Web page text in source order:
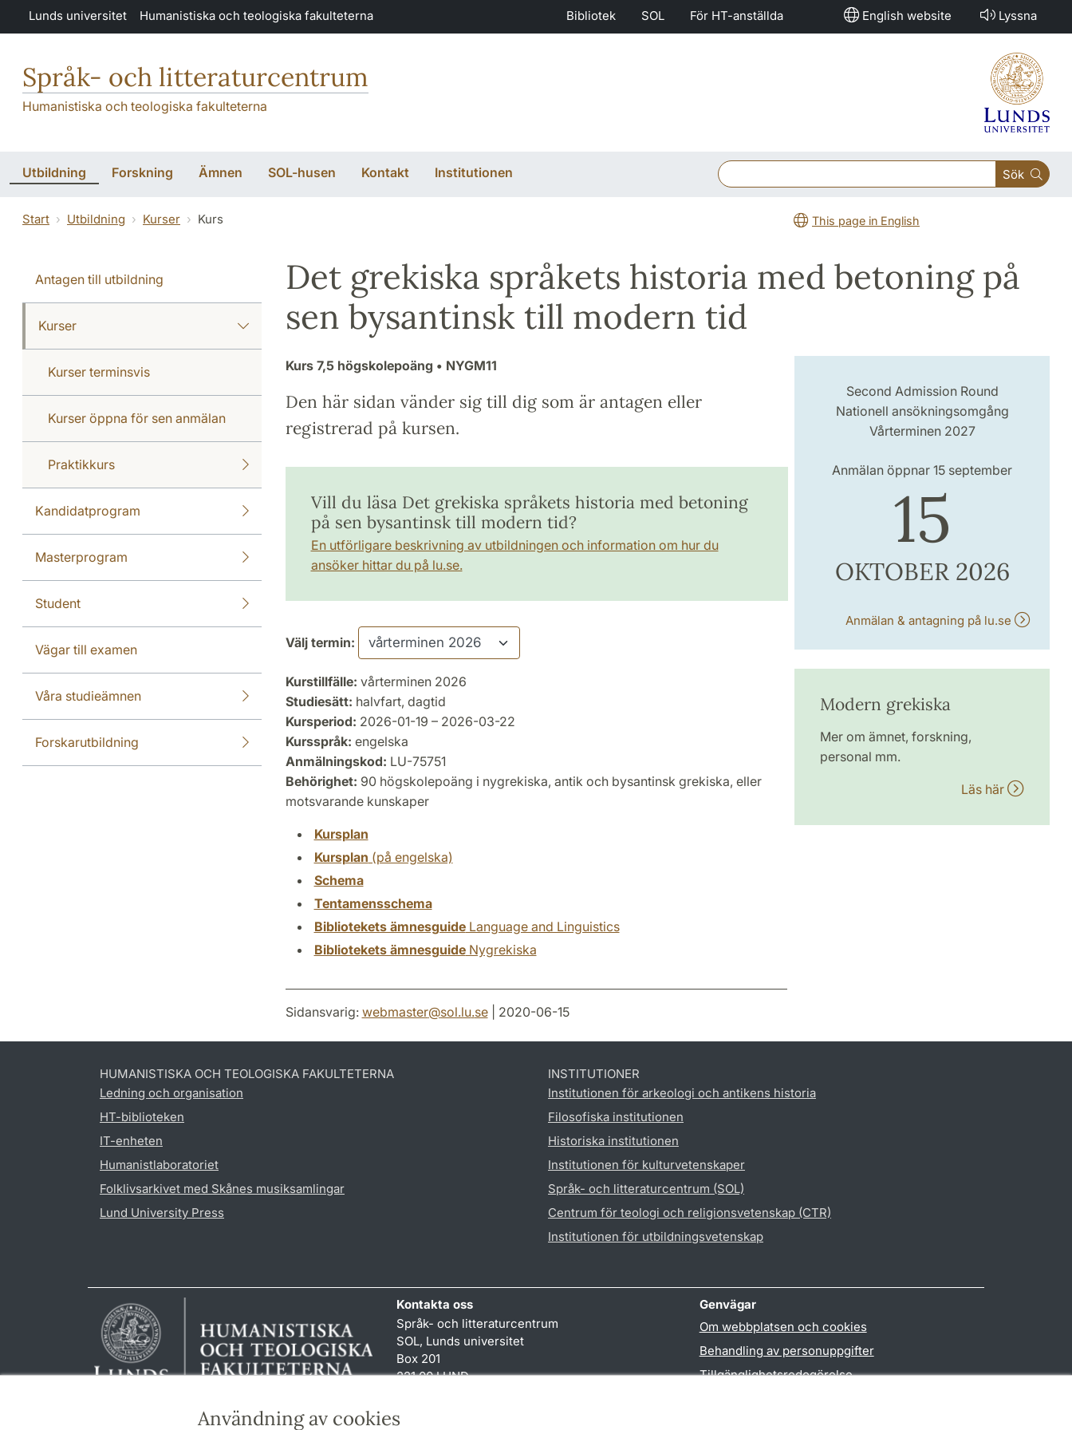
Hoppa till huvudinnehåll
Användning av cookies
Lunds universitet Humanistiska och teologiska fakulteterna Bibliotek SOL För HT-anställda English website Lyssna
Språk- och litteraturcentrum
Humanistiska och teologiska fakulteterna
Utbildning Forskning Ämnen SOL-husen Kontakt Institutionen Sök
Start Utbildning Kurser Kurs This page in English
Antagen till utbildning
Kurser
Kurser terminsvis
Kurser öppna för sen anmälan
Praktikkurs
Kandidatprogram
Masterprogram
Student
Vägar till examen
Våra studieämnen
Forskarutbildning
Det grekiska språkets historia med betoning på
sen bysantinsk till modern tid
Kurs 7,5 högskolepoäng • NYGM11
Den här sidan vänder sig till dig som är antagen eller
registrerad på kursen.
Vill du läsa Det grekiska språkets historia med betoning
på sen bysantinsk till modern tid?
En utförligare beskrivning av utbildningen och information om hur du
ansöker hittar du på lu.se.
Välj termin:
Kurstillfälle: vårterminen 2026
Studiesätt: halvfart, dagtid
Kursperiod: 2026-01-19 – 2026-03-22
Kursspråk: engelska
Anmälningskod: LU-75751
Behörighet: 90 högskolepoäng i nygrekiska, antik och bysantinsk grekiska, eller
motsvarande kunskaper
Kursplan
Kursplan (på engelska)
Schema
Tentamensschema
Bibliotekets ämnesguideLanguage and Linguistics
Bibliotekets ämnesguideNygrekiska
Second Admission Round
Nationell ansökningsomgång
Vårterminen 2027
Anmälan öppnar 15 september
15
OKTOBER 2026
Anmälan & antagning på lu.se
Modern grekiska
Mer om ämnet, forskning,
personal mm.
Läs här
Sidansvarig: webmaster@sol.lu.se| 2020-06-15
HUMANISTISKA OCH TEOLOGISKA FAKULTETERNA
Ledning och organisation
HT-biblioteken
IT-enheten
Humanistlaboratoriet
Folklivsarkivet med Skånes musiksamlingar
Lund University Press
INSTITUTIONER
Institutionen för arkeologi och antikens historia
Filosofiska institutionen
Historiska institutionen
Institutionen för kulturvetenskaper
Språk- och litteraturcentrum (SOL)
Centrum för teologi och religionsvetenskap (CTR)
Institutionen för utbildningsvetenskap
Kontakta oss
Språk- och litteraturcentrum
SOL, Lunds universitet
Box 201
221 00 LUND
reception
Genvägar
Om webbplatsen och cookies
Behandling av personuppgifter
Tillgänglighetsredogörelse